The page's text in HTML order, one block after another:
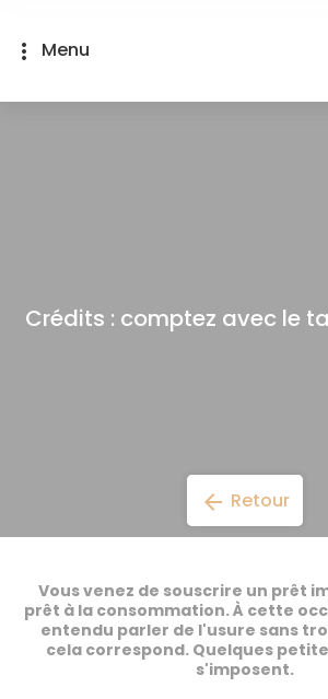
more_vert Menu
Crédits : comptez avec le
arrow_back Retour
Vous venez de souscrire un prêt
prêt à la consommation. À cette
entendu parler de l'usure sans
cela correspond. Quelques
s'imposent.